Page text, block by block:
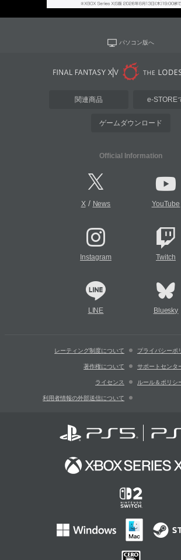
パソコン版へ
関連商品 e-STORE
ゲームダウンロード
Official Information
X/ News YouTube
Instagram Twitch
LINE Bluesky
レーティング制度について プライバシーポ
著作権について サポートセンタ
ライセンス ルール＆ポリシ
利用者情報の外部送信について